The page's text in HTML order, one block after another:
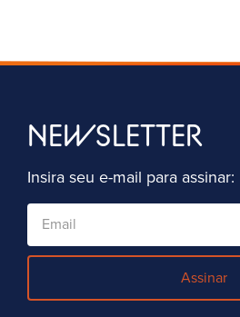
NEWSLETTER
Insira seu e-mail para assinar:
Assinar